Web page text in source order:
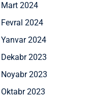
Mart 2024
Fevral 2024
Yanvar 2024
Dekabr 2023
Noyabr 2023
Oktabr 2023